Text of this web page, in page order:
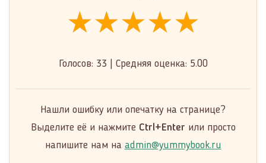
★★★★★
★★★★★
★★★★★
Голосов: 33 Средняя оценка: 5.00
Нашли ошибку или опечатку на странице?
Выделите её и нажмите Ctrl+Enter или просто
напишите нам на admin@yummybook.ru